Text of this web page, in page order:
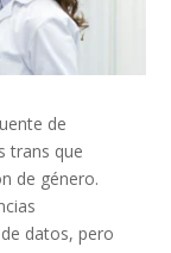
de
trans que
de género.
datos, pero